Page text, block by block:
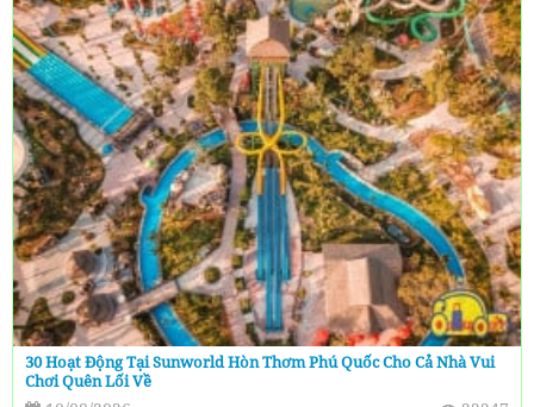
30 Hoạt Động Tại Sunworld Hòn Thơm Phú Quốc Cho Cả Nhà Vui
Chơi Quên Lối Về